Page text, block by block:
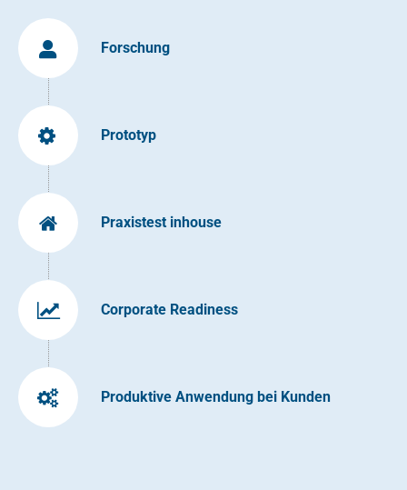
Forschung
Prototyp
Praxistest inhouse
Corporate Readiness
Produktive Anwendung bei Kunden